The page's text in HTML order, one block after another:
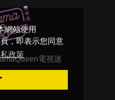
網站使用
，即表示您同意
政策
電視迷